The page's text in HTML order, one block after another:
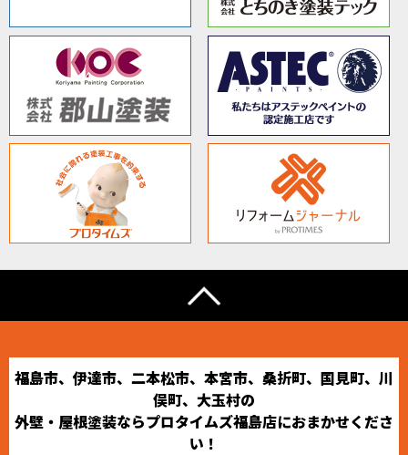
福島市、伊達市、二本松市、本宮市、桑折町、国見町、川
俣町、大玉村の
外壁・屋根塗装ならプロタイムズ福島店におまかせくださ
い！